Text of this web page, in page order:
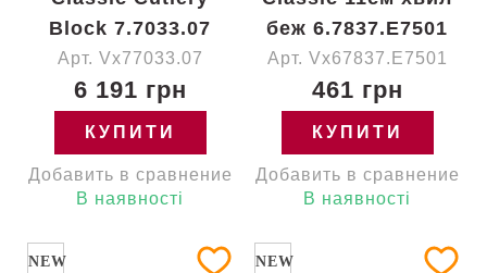
Block 7.7033.07
Арт. Vx77033.07
6 191 грн
КУПИТИ
Добавить в сравнение
В наявності
беж 6.7837.E7501
Арт. Vx67837.E7501
461 грн
КУПИТИ
Добавить в сравнение
В наявності
NEW NEW